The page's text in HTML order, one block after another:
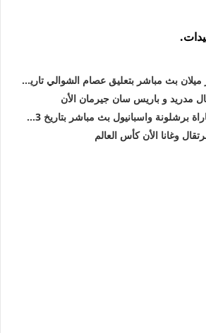
بث مباشر بتعليق عصام الشوالي تاريخ2022/2/16
مدريد و باريس سان جيرمان الأن
واسبانيول بث مباشر بتاريخ 2022/2/13
وغانا الأن كأس العالم